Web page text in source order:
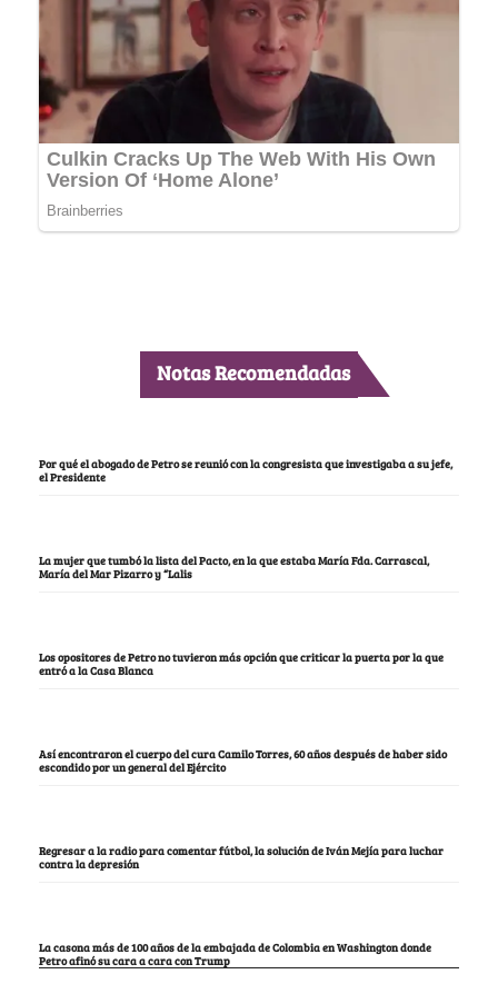
Notas Recomendadas
Por qué el abogado de Petro se reunió con la congresista que investigaba a su jefe,
el Presidente
La mujer que tumbó la lista del Pacto, en la que estaba María Fda. Carrascal,
María del Mar Pizarro y “Lalis
Los opositores de Petro no tuvieron más opción que criticar la puerta por la que
entró a la Casa Blanca
Así encontraron el cuerpo del cura Camilo Torres, 60 años después de haber sido
escondido por un general del Ejército
Regresar a la radio para comentar fútbol, la solución de Iván Mejía para luchar
contra la depresión
La casona más de 100 años de la embajada de Colombia en Washington donde
Petro afinó su cara a cara con Trump